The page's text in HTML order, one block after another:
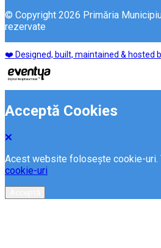
© Copyright 2026 Primăria
rezervate
❤️ Designed, built, maintained & hosted
Acceptă Cookies
Acest website folosește cookie-uri.
cookie-uri